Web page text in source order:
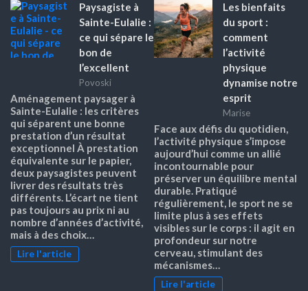
Paysagiste à
Sainte-Eulalie :
ce qui sépare le
bon de
l’excellent
Povoski
Aménagement paysager à
Sainte-Eulalie : les critères
qui séparent une bonne
prestation d’un résultat
exceptionnel À prestation
équivalente sur le papier,
deux paysagistes peuvent
livrer des résultats très
différents. L’écart ne tient
pas toujours au prix ni au
nombre d’années d’activité,
mais à des choix…
Lire l'article
Les bienfaits
du sport :
comment
l’activité
physique
dynamise notre
esprit
Marise
Face aux défis du quotidien,
l’activité physique s’impose
aujourd’hui comme un allié
incontournable pour
préserver un équilibre mental
durable. Pratiqué
régulièrement, le sport ne se
limite plus à ses effets
visibles sur le corps : il agit en
profondeur sur notre
cerveau, stimulant des
mécanismes…
Lire l'article